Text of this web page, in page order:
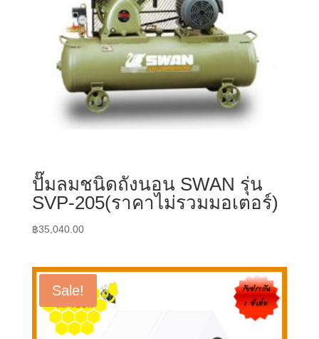
ปั๊มลมชนิดถังนอน SWAN รุ่น
SVP-205(ราคาไม่รวมมอเตอร์)
฿35,040.00
Sale!